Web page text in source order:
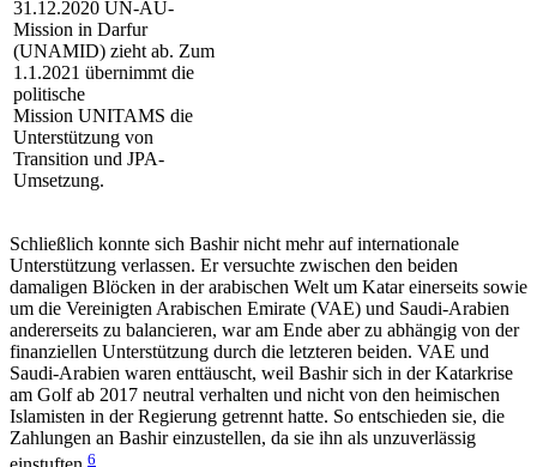
31.12.2020 UN-AU-
Mission in Darfur
(UNAMID) zieht ab. Zum
1.1.2021 übernimmt die
politische
Mission UNITAMS die
Unterstützung von
Transition und JPA-
Umsetzung.
Schließlich konnte sich Bashir nicht mehr auf internationale
Unterstützung verlassen. Er versuchte zwischen den beiden
damaligen Blöcken in der arabi­schen Welt um Katar einerseits sowie
um die Ver­einigten Arabischen Emirate (VAE) und Saudi-Arabien
andererseits zu balancieren, war am Ende aber zu abhängig von der
finanziellen Unterstützung durch die letzteren beiden. VAE und
Saudi-Arabien waren enttäuscht, weil Bashir sich in der Katarkrise
am Golf ab 2017 neutral verhalten und nicht von den heimischen
Islamisten in der Regierung getrennt hatte. So entschieden sie, die
Zahlungen an Bashir einzustellen, da sie ihn als unzuverlässig
6